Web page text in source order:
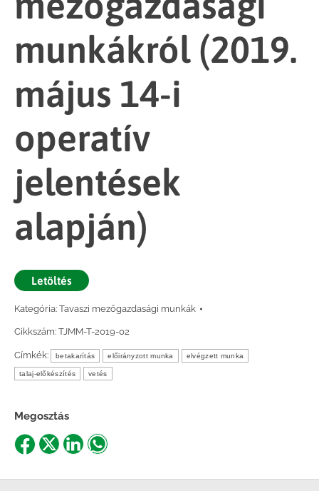
munkákról (2019.
május 14-i
operatív
jelentések
alapján)
Letöltés
Kategória: Tavaszi mezőgazdasági munkák
Cikkszám: TJMM-T-2019-02
Címkék: betakarítás előirányzott munka elvégzett munka
talaj-előkészítés vetés
Megosztás
ShareShareShareShare